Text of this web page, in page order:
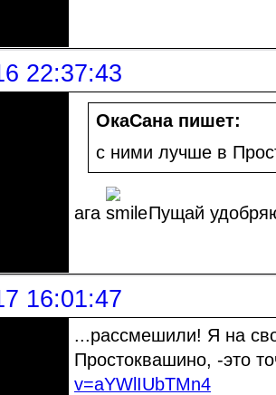
22:37:43
ОкаСана пишет:
с ними лучше в
ага Пущай
16:01:47
...рассмешили! Я на
Простоквашино, -это
v=aYWlIUbTMn4